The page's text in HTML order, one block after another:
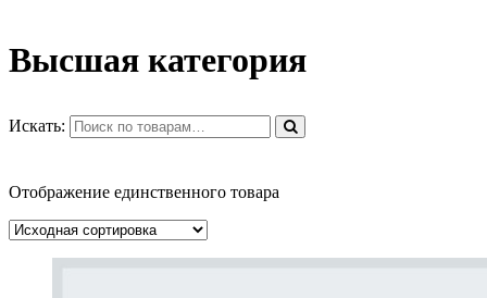
Высшая категория
Искать:
Отображение единственного товара